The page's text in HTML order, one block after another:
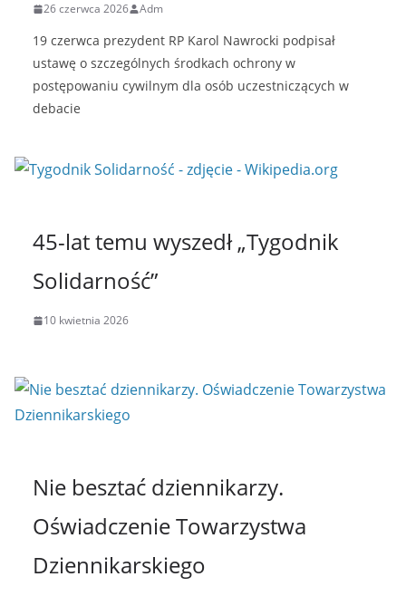
26 czerwca 2026 Adm
19 czerwca prezydent RP Karol Nawrocki podpisał
ustawę o szczególnych środkach ochrony w
postępowaniu cywilnym dla osób uczestniczących w
debacie
45-lat temu wyszedł „Tygodnik
Solidarność”
10 kwietnia 2026
Nie besztać dziennikarzy.
Oświadczenie Towarzystwa
Dziennikarskiego